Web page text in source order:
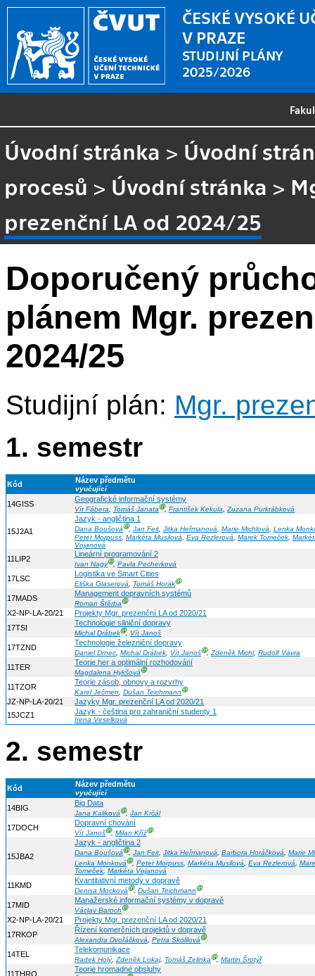
ČESKÉ VYSOKÉ
V PRAZE
STUDIJNÍ PLÁNY
2025/2026
Úvodní stránka > Úvodní
procesů > Úvodní stránka >
prezenční LA od 2024/25
Doporučený
plánem Mgr.
2024/25
Studijní plán: Mgr.
1. semestr
Kód Název předmětu
vyučující
14GISS
Geografické informační systémy
Vít Fábera, Tomáš JanataⒼ, František Kekula,Zuzana Purkrábková
15J2A1
Jazyk - angličtina 1
Dana BoušováⒼ, Jan Feit, Jitka Heřmanová, Marie Michlová, Lenka
Peter Morpuss Markéta Musilová Eva Rezlerová Marek Tomeček
Vojanová
11LIP2
Lineární programování 2
Ivan NagyⒼ, Pavla Pecherková
17LSC
Logistika ve Smart Cities
Eliška Glaserová, Tomáš HorákⒼ
17MADS
Management dopravních systémů
Roman ŠtěrbaⒼ
X2-NP-LA-20/21
Projekty Mgr. prezenční LA od 2020/21
17TSI
Technologie silniční dopravy
Michal DrábekⒼ, Vít Janoš
17TZND
Technologie železniční dopravy
Daniel Drnec, Michal Drábek, Vít JanošⒼ,Zdeněk Michl, Rudolf Vávra
11TER
Teorie her a optimální rozhodování
Magdalena HykšováⒼ
11TZOR
Teorie zásob, obnovy a rozvrhy
Karel Ječmen, Dušan TeichmannⒼ
JZ-NP-LA-20/21
Jazyky Mgr. prezenční LA od 2020/21
15JCZ1
Jazyk - čeština pro zahraniční studenty 1
Irena Veselková
2. semestr
Kód Název předmětu
vyučující
14BIG
Big Data
Jana KalikováⒼ, Jan Krčál
17DOCH
Dopravní chování
Vít JanošⒼ, Milan KřížⒼ
15JBA2
Jazyk - angličtina 2
Dana BoušováⒼ, Jan Feit, Jitka Heřmanová, Barbora Horáčková, Marie
Lenka Monková Ⓖ, Peter Morpuss Markéta Musilová Eva Rezlerová
Tomeček Markéta Vojanová
11KMD
Kvantitativní metody v dopravě
Denisa MockováⒼ, Dušan TeichmannⒼ
17MID
Manažerské informační systémy v dopravě
Václav Baroch Ⓖ
X2-NP-LA-20/21
Projekty Mgr. prezenční LA od 2020/21
17RKOP
Řízení komerčních projektů v dopravě
Alexandra Dvořáčková, Petra SkolilováⒼ
14TEL
Telekomunikace
Radek Holý,Zdeněk Lokaj, Tomáš ZelinkaⒼ, Martin Šrotýř
11THRO
Teorie hromadné obsluhy